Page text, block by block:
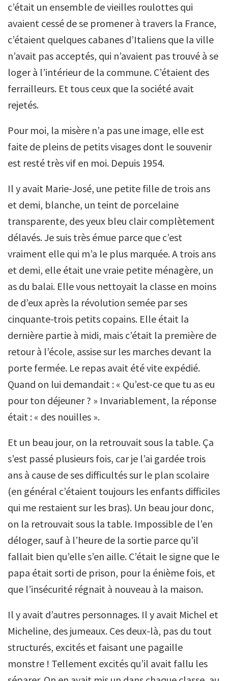
c’était un ensemble de vieilles roulottes qui
avaient cessé de se promener à travers la France,
c’étaient quelques cabanes d’Italiens que la ville
n’avait pas acceptés, qui n’avaient pas trouvé à se
loger à l’intérieur de la commune. C’étaient des
ferrailleurs. Et tous ceux que la société avait
rejetés.
Pour moi, la misère n’a pas une image, elle est
faite de pleins de petits visages dont le souvenir
est resté très vif en moi. Depuis 1954.
Il y avait Marie-José, une petite fille de trois ans
et demi, blanche, un teint de porcelaine
transparente, des yeux bleu clair complètement
délavés. Je suis très émue parce que c’est
vraiment elle qui m’a le plus marquée. A trois ans
et demi, elle était une vraie petite ménagère, un
as du balai. Elle vous nettoyait la classe en moins
de d’eux après la révolution semée par ses
cinquante-trois petits copains. Elle était la
dernière partie à midi, mais c’était la première de
retour à l’école, assise sur les marches devant la
porte fermée. Le repas avait été vite expédié.
Quand on lui demandait : « Qu’est-ce que tu as eu
pour ton déjeuner ? » Invariablement, la réponse
était : « des nouilles ».
Et un beau jour, on la retrouvait sous la table. Ça
s’est passé plusieurs fois, car je l’ai gardée trois
ans à cause de ses difficultés sur le plan scolaire
(en général c’étaient toujours les enfants difficiles
qui me restaient sur les bras). Un beau jour donc,
on la retrouvait sous la table. Impossible de l’en
déloger, sauf à l’heure de la sortie parce qu’il
fallait bien qu’elle s’en aille. C’était le signe que le
papa était sorti de prison, pour la énième fois, et
que l’insécurité régnait à nouveau à la maison.
Il y avait d’autres personnages. Il y avait Michel et
Micheline, des jumeaux. Ces deux-là, pas du tout
structurés, excités et faisant une pagaille
monstre ! Tellement excités qu’il avait fallu les